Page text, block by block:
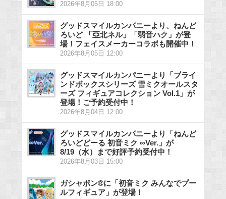
2026年8月05日 18:00
グッドスマイルカンパニーより、ねんど
ろいど 「亞北ネル」「弱音ハク」が登
場！フェイスメーカーコラボも開催中！
2026年8月05日 12:00
グッドスマイルカンパニーより「ブライ
ンドボックスシリーズ 雪ミクオールスタ
ーズ フィギュアコレクション Vol.1」が
登場！ご予約受付中！
2026年8月04日 12:00
グッドスマイルカンパニーより「ねんど
ろいどどーる 初音ミク ∞Ver.」が
8/19（水）まで好評予約受付中！
2026年8月03日 15:00
ガシャポン®に「初音ミク みんなでプー
ルフィギュア」が登場！